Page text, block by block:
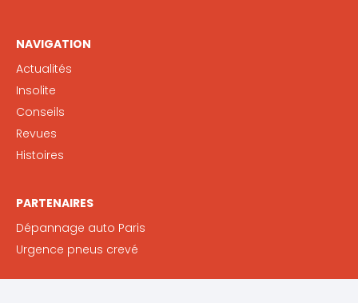
NAVIGATION
Actualités
Insolite
Conseils
Revues
Histoires
PARTENAIRES
Dépannage auto Paris
Urgence pneus crevé